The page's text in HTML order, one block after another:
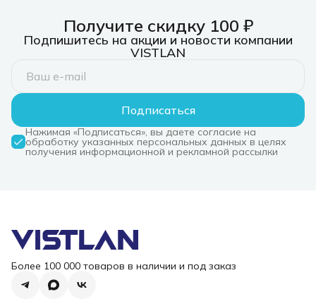
Получите скидку 100 ₽
Подпишитесь на акции и новости компании
VISTLAN
Подписаться
Нажимая «Подписаться», вы даете согласие на
обработку указанных персональных данных в целях
получения информационной и рекламной рассылки
Более 100 000 товаров в наличии и под заказ